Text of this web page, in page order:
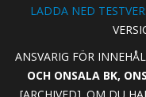
LADDA NED
ANSVARIG FÖR
OCH ONSALA BK,